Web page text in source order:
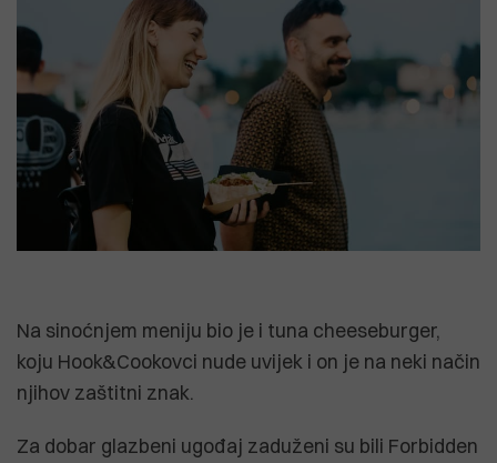
Na sinoćnjem meniju bio je i tuna cheeseburger,
koju Hook&Cookovci nude uvijek i on je na neki način
njihov zaštitni znak.
Za dobar glazbeni ugođaj zaduženi su bili Forbidden